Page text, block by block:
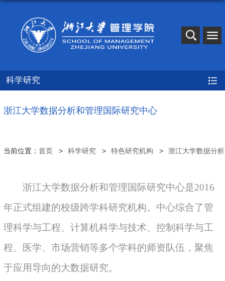
科学研究
浙江大学数据分析和管理国际研究中心
当前位置： 首页 科学研究 特色研究机构 浙江大学数据分
浙江大学数据分析和管理国际研究中心是2016
年正式组建的校级跨学科研究机构。中心综合了管
理科学与工程、计算机科学与技术、控制科学与工
程、医学、市场营销等多个学科的师资队伍，聚焦
于应用导向的大数据研究。